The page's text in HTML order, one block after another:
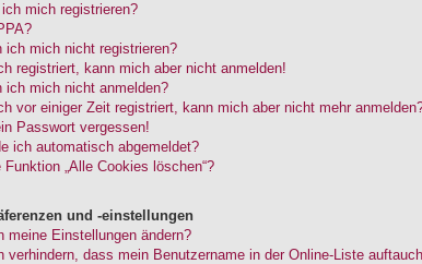
mich registrieren?
ich mich nicht registrieren?
registriert, kann mich aber nicht anmelden!
ich mich nicht anmelden?
vor einiger Zeit registriert, kann mich aber nicht mehr
Passwort vergessen!
ich automatisch abgemeldet?
„Alle Cookies löschen“?
und -einstellungen
meine Einstellungen ändern?
verhindern, dass mein Benutzername in der Online-Liste